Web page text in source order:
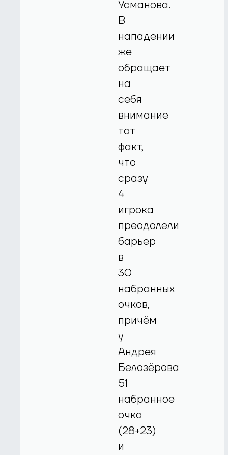
Усманова.
В
нападении
же
обращает
на
себя
внимание
тот
факт,
что
сразу
4
игрока
преодолели
барьер
в
30
набранных
очков,
причём
у
Андрея
Белозёрова
51
набранное
очко
(28+23)
и